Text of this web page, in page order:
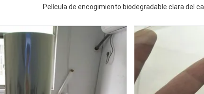
Película de encogimiento biodegradable clara del